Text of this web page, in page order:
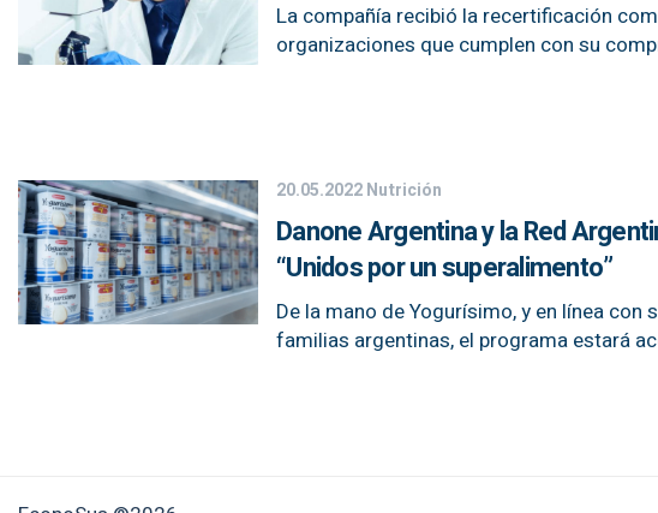
La compañía recibió la recertificación
organizaciones que cumplen con su
20.05.2022Nutrición
Danone Argentina y la Red
“Unidos por un superalimento”
De la mano de Yogurísimo, y en línea
familias argentinas, el programa estará